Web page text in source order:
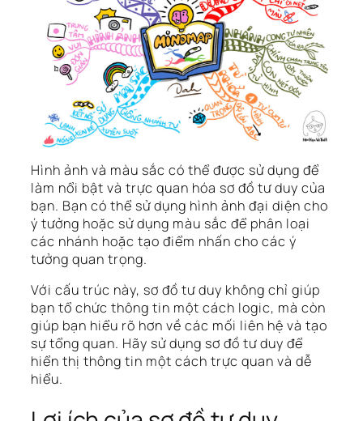
Hình ảnh và màu sắc có thể được sử dụng để
làm nổi bật và trực quan hóa sơ đồ tư duy của
bạn. Bạn có thể sử dụng hình ảnh đại diện cho
ý tưởng hoặc sử dụng màu sắc để phân loại
các nhánh hoặc tạo điểm nhấn cho các ý
tưởng quan trọng.
Với cấu trúc này, sơ đồ tư duy không chỉ giúp
bạn tổ chức thông tin một cách logic, mà còn
giúp bạn hiểu rõ hơn về các mối liên hệ và tạo
sự tổng quan. Hãy sử dụng sơ đồ tư duy để
hiển thị thông tin một cách trực quan và dễ
hiểu.